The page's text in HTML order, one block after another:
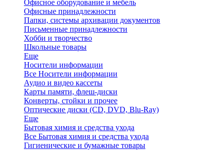
Офисное оборудование и мебель
Офисные принадлежности
Папки, системы архивации документов
Письменные принадлежности
Хобби и творчество
Школьные товары
Еще
Носители информации
Все Носители информации
Аудио и видео кассеты
Карты памяти, флеш-диски
Конверты, стойки и прочее
Оптические диски (CD, DVD, Blu-Ray)
Еще
Бытовая химия и средства ухода
Все Бытовая химия и средства ухода
Гигиенические и бумажные товары